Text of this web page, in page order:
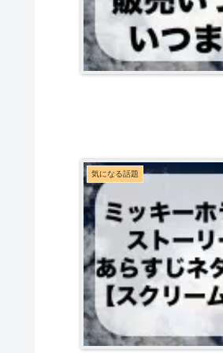
気になる話題